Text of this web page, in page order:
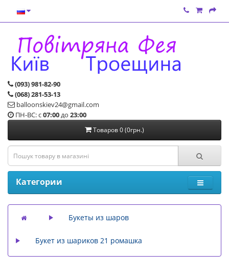
(093) 981-82-90
(068) 281-53-13
balloonskiev24@gmail.com
ПН-ВС: с07:00до 23:00
Товаров 0 (0грн.)
Категории
Букеты из шаров
Букет из шариков 21 ромашка